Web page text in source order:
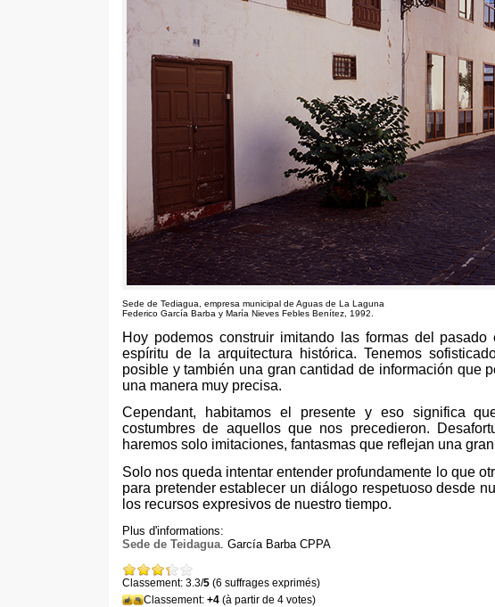
Sede de Tediagua
empresa municipal de Aguas de La Laguna
Federico García Barba y María Nieves Febles Benítez , 1992.
Hoy podemos construir imitando las formas del
espíritu de la arquitectura histórica. Tenemos
posible y también una gran cantidad de información que
una manera muy precisa.
Cependant,
habitamos el presente y eso significa
costumbres de aquellos que nos precedieron.
haremos solo imitaciones, fantasmas que reflejan una
Solo nos queda intentar entender profundamente lo que
para pretender establecer un diálogo respetuoso desde
los recursos expresivos de nuestro tiempo.
Plus d'informations:
Sede de Teidagua García Barba CPPA
Classement: 3.3/5 (6 suffrages exprimés)
Classement: +4 (à partir de 4 votes)